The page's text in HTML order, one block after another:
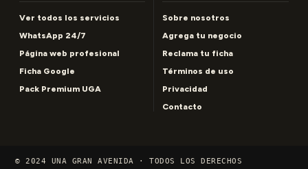
Ver todos los servicios
WhatsApp 24/7
Página web profesional
Ficha Google
Pack Premium UGA
Sobre nosotros
Agrega tu negocio
Reclama tu ficha
Términos de uso
Privacidad
Contacto
© 2024 UNA GRAN AVENIDA · TODOS LOS DERECHOS